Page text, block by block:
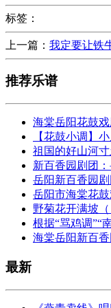
标签：
上一篇： 我定要让铁
推荐乐谱
海棠岳阳花鼓戏
【花鼓小调】
祖国的好山河
新百香园剧团
岳阳新百香园剧
岳阳市海棠花
野菊花开满坡（
根据“骂鸡调”“
海棠岳阳新百香
最新